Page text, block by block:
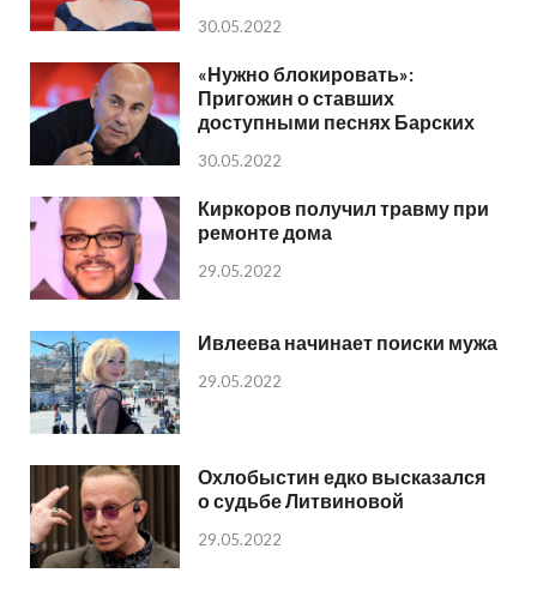
30.05.2022
«Нужно блокировать»:
Пригожин о ставших
доступными песнях Барских
30.05.2022
Киркоров получил травму при
ремонте дома
29.05.2022
Ивлеева начинает поиски мужа
29.05.2022
Охлобыстин едко высказался
о судьбе Литвиновой
29.05.2022